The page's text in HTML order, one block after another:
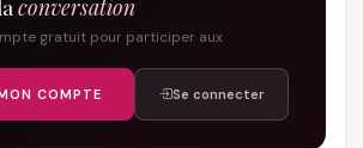
conversation
gratuit pour participer aux
COMPTE Se connecter